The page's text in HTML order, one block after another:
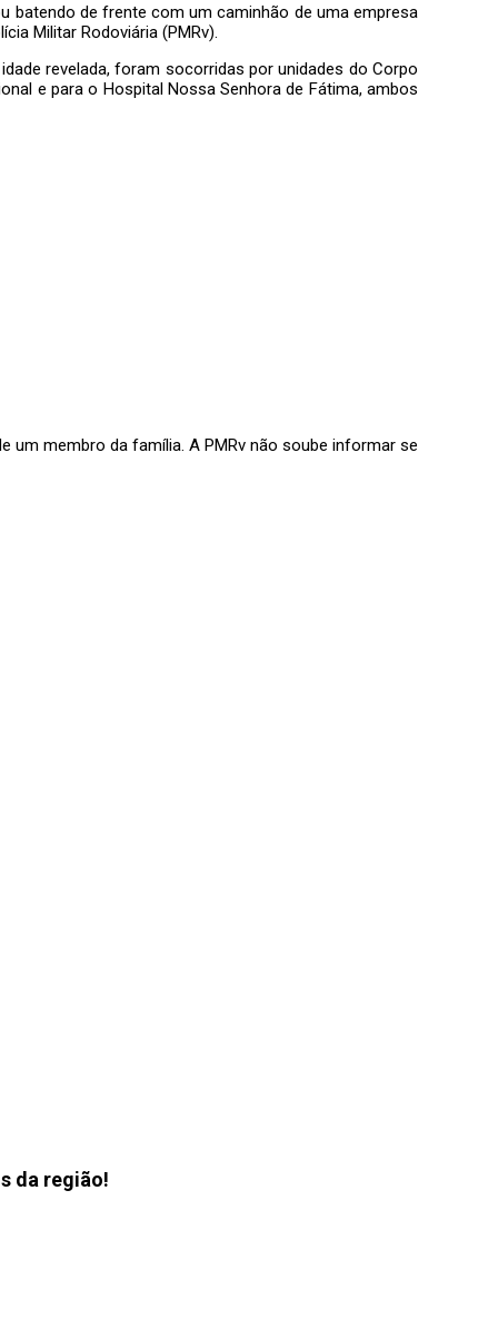
batendo de frente com um caminhão de uma empresa
Militar Rodoviária (PMRv).
revelada, foram socorridas por unidades do Corpo
e para o Hospital Nossa Senhora de Fátima, ambos
um membro da família. A PMRv não soube informar se
da região!